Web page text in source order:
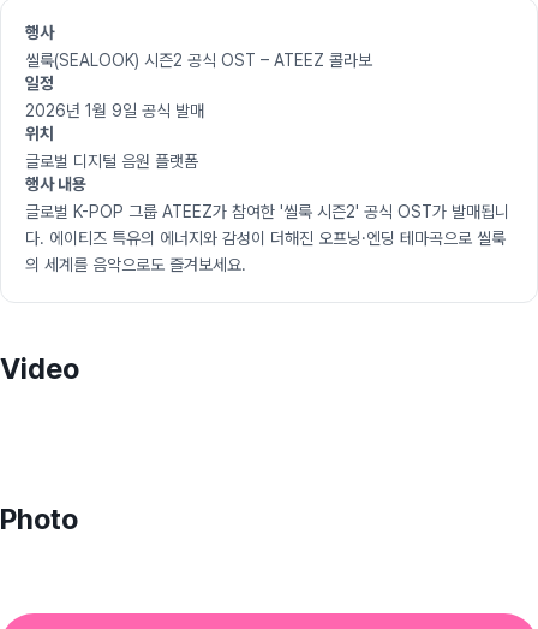
행사
씰룩(SEALOOK) 시즌2 공식 OST – ATEEZ 콜라보
일정
2026년 1월 9일 공식 발매
위치
글로벌 디지털 음원 플랫폼
행사 내용
글로벌 K-POP 그룹 ATEEZ가 참여한 '씰룩 시즌2' 공식 OST가 발매됩니
다. 에이티즈 특유의 에너지와 감성이 더해진 오프닝·엔딩 테마곡으로 씰룩
의 세계를 음악으로도 즐겨보세요.
Video
Photo